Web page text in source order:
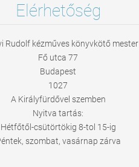
Elérhetőség
Rudolf kézműves könyvkötő mester
Fő utca 77
Budapest
1027
A Királyfürdővel szemben
Nyitva tartás:
Hétfőtől-csütörtökig 8-tol 15-ig
szombat, vasárnap zárva